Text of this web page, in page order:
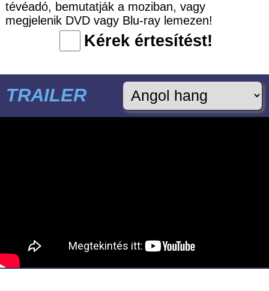
tévéadó, bemutatják a moziban, vagy
megjelenik DVD vagy Blu-ray lemezen!
Kérek értesítést!
TRAILER